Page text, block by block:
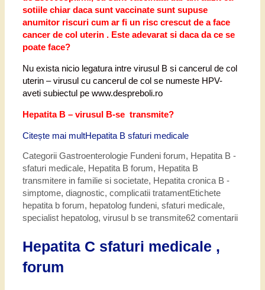
sotiile chiar daca sunt vaccinate sunt supuse
anumitor riscuri cum ar fi un risc crescut de a face
cancer de col uterin . Este adevarat si daca da ce se
poate face?
Nu exista nicio legatura intre virusul B si cancerul de col
uterin – virusul cu cancerul de col se numeste HPV-
aveti subiectul pe www.despreboli.ro
Hepatita B – virusul B-se transmite?
Citește mai multHepatita B sfaturi medicale
Categorii Gastroenterologie Fundeni forum, Hepatita B -
sfaturi medicale, Hepatita B forum, Hepatita B
transmitere in familie si societate, Hepatita cronica B -
simptome, diagnostic, complicatii tratamentEtichete
hepatita b forum, hepatolog fundeni, sfaturi medicale,
specialist hepatolog, virusul b se transmite62 comentarii
Hepatita C sfaturi medicale ,
forum